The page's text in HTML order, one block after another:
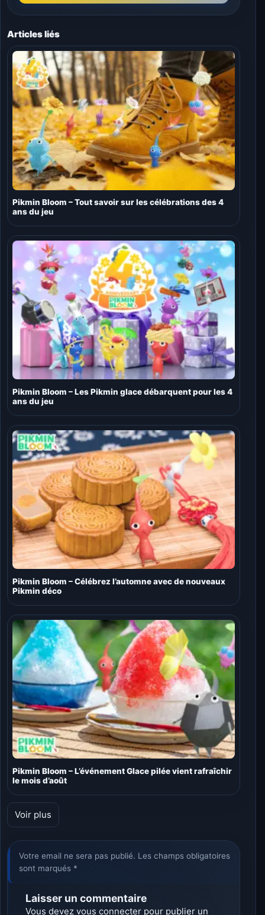
Articles liés
Pikmin Bloom – Tout savoir sur les célébrations des 4
ans du jeu
Pikmin Bloom – Les Pikmin glace débarquent pour les 4
ans du jeu
Pikmin Bloom – Célébrez l’automne avec de nouveaux
Pikmin déco
Pikmin Bloom – L’événement Glace pilée vient rafraîchir
le mois d’août
Voir plus
Votre email ne sera pas publié. Les champs obligatoires
sont marqués *
Laisser un commentaire
Vous devezvous connecter pour publier un